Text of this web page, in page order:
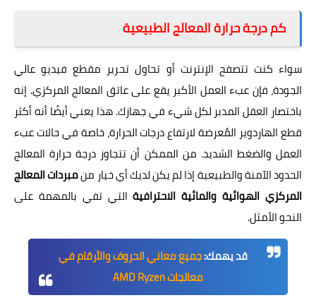
كم درجة حرارة المعالج الطبيعية
سواء كنت تتصفح الإنترنت أو تحاول تحرير مقطع فيديو عالي
الجودة، فإن عبء العمل الأكبر يقع على عاتق المعالج المركزي. إنه
باختصار العقل المدبر لكل شيء في جهازك. هذا يعني أيضًا أنه أكثر
قطع الهاردوير المُعرضة لارتفاع درجات الحرارة، خاصة في حالات عبء
العمل والضغط الشديد. من الممكن أن تتجاوز درجة حرارة المعالج
الحدود الآمنة والطبيعية إذا لم يكن لديك أي خيار منمبردات المعالج
المركزي الهوائية والمائية الاحترافيةالتي تفي بالمهمة على
النحو الأمثل.
قد يهمك:جميع معاني الحروف والأرقام في
معالجات AMD Ryzen